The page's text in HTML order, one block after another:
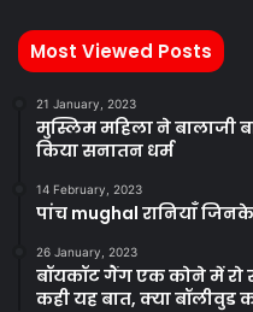
Most Viewed Posts
21 January, 2023
मुस्लिम महिला ने बालाजी
किया सनातन धर्म
14 February, 2023
पांच mughal रानियाँ
26 January, 2023
बॉयकॉट गैंग एक कोने में रो
कही यह बात, क्या बॉलीवुड